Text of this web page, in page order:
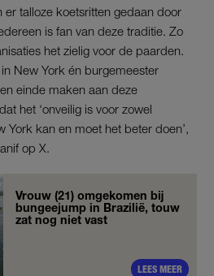
er talloze koetsritten gedaan door
is fan van deze traditie. Zo
het zielig voor de paarden.
New York én burgemeester
einde maken aan deze
het ‘onveilig is voor zowel
York kan en moet het beter doen’,
op X.
Vrouw (21) omgekomen bij
bungeejump in Brazilië, touw
zat nog niet vast
LEES MEER